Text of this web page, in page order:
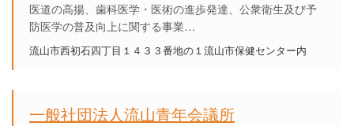
医道の高揚、歯科医学・医術の進歩発達、公衆衛生及び予
防医学の普及向上に関する事業…
流山市西初石四丁目１４３３番地の１流山市保健センター内
一般社団法人流山青年会議所